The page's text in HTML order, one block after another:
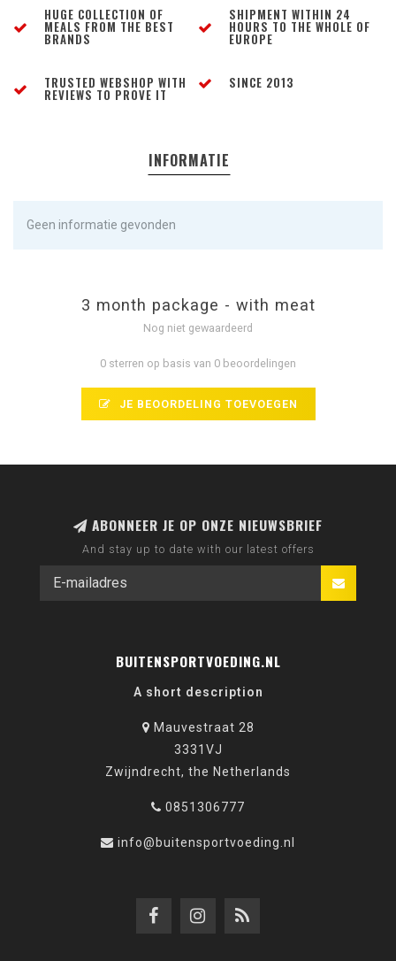
HUGE COLLECTION OF
MEALS FROM THE BEST
BRANDS
SHIPMENT WITHIN 24
HOURS TO THE WHOLE OF
EUROPE
TRUSTED WEBSHOP WITH
REVIEWS TO PROVE IT
SINCE 2013
INFORMATIE
Geen informatie gevonden
3 month package - with meat
Nog niet gewaardeerd
0 sterren op basis van 0 beoordelingen
JE BEOORDELING TOEVOEGEN
ABONNEER JE OP ONZE NIEUWSBRIEF
And stay up to date with our latest offers
BUITENSPORTVOEDING.NL
A short description
Mauvestraat 28
3331VJ
Zwijndrecht, the Netherlands
0851306777
info@buitensportvoeding.nl